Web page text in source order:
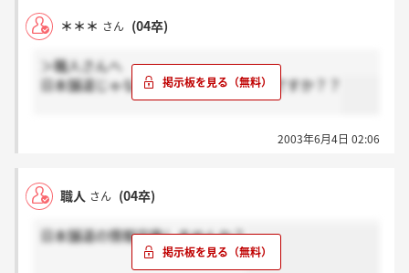
＊＊＊ さん (04卒)
＞職人さんへ
日本舗道じゃなくて日本鋪道じゃないですか？？
2003年6月4日 02:06
職人 さん (04卒)
日本舗道の情報交換しませんか？